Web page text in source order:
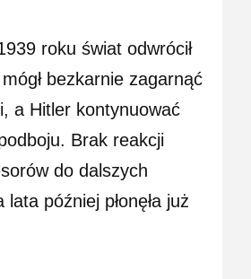
roku świat odwrócił
bezkarnie zagarnąć
a Hitler kontynuować
Brak reakcji
do dalszych
lata później płonęła już